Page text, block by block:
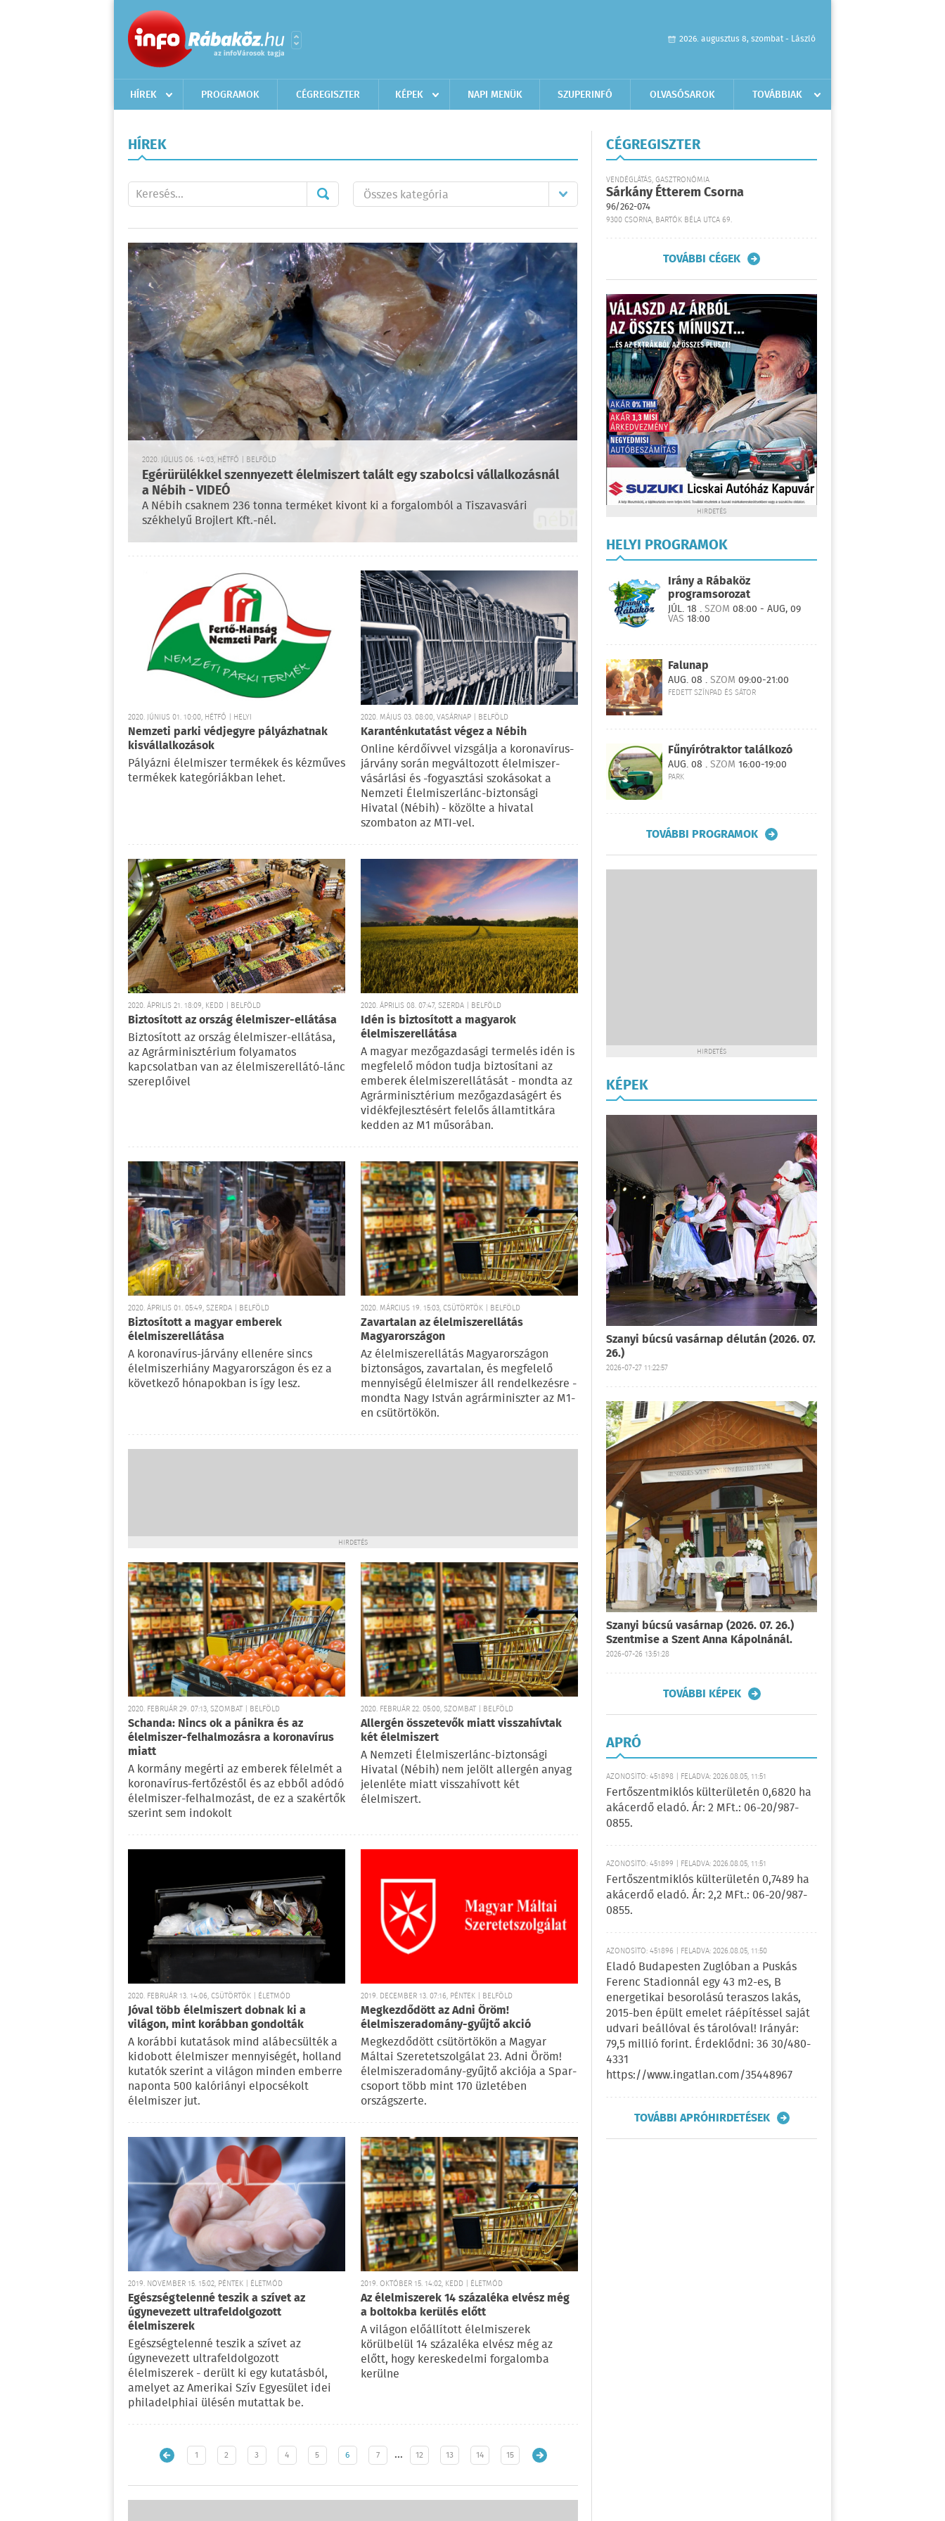
2026. augusztus 8, szombat - László
HÍREK PROGRAMOK CÉGREGISZTER KÉPEK NAPI MENÜK SZUPERINFÓ OLVASÓSAROK TOVÁBBIAK
HÍREK
2020. JÚLIUS 06. 14:03, HÉTFŐ | BELFÖLD
Egérürülékkel szennyezett élelmiszert talált egy szabolcsi vállalkozásnál
a Nébih - VIDEÓ
A Nébih csaknem 236 tonna terméket kivont ki a forgalomból a Tiszavasvári
székhelyű Brojlert Kft.-nél.
2020. JÚNIUS 01. 10:00, HÉTFŐ | HELYI
Nemzeti parki védjegyre pályázhatnak
kisvállalkozások
Pályázni élelmiszer termékek és kézműves
termékek kategóriákban lehet.
2020. MÁJUS 03. 08:00, VASÁRNAP | BELFÖLD
Karanténkutatást végez a Nébih
Online kérdőívvel vizsgálja a koronavírus-
járvány során megváltozott élelmiszer-
vásárlási és -fogyasztási szokásokat a
Nemzeti Élelmiszerlánc-biztonsági
Hivatal (Nébih) - közölte a hivatal
szombaton az MTI-vel.
2020. ÁPRILIS 21. 18:09, KEDD | BELFÖLD
Biztosított az ország élelmiszer-ellátása
Biztosított az ország élelmiszer-ellátása,
az Agrárminisztérium folyamatos
kapcsolatban van az élelmiszerellátó-lánc
szereplőivel
2020. ÁPRILIS 08. 07:47, SZERDA | BELFÖLD
Idén is biztosított a magyarok
élelmiszerellátása
A magyar mezőgazdasági termelés idén is
megfelelő módon tudja biztosítani az
emberek élelmiszerellátását - mondta az
Agrárminisztérium mezőgazdaságért és
vidékfejlesztésért felelős államtitkára
kedden az M1 műsorában.
2020. ÁPRILIS 01. 05:49, SZERDA | BELFÖLD
Biztosított a magyar emberek
élelmiszerellátása
A koronavírus-járvány ellenére sincs
élelmiszerhiány Magyarországon és ez a
következő hónapokban is így lesz.
2020. MÁRCIUS 19. 15:03, CSÜTÖRTÖK | BELFÖLD
Zavartalan az élelmiszerellátás
Magyarországon
Az élelmiszerellátás Magyarországon
biztonságos, zavartalan, és megfelelő
mennyiségű élelmiszer áll rendelkezésre -
mondta Nagy István agrárminiszter az M1-
en csütörtökön.
HIRDETÉS
2020. FEBRUÁR 29. 07:13, SZOMBAT | BELFÖLD
Schanda: Nincs ok a pánikra és az
élelmiszer-felhalmozásra a koronavírus
miatt
A kormány megérti az emberek félelmét a
koronavírus-fertőzéstől és az ebből adódó
élelmiszer-felhalmozást, de ez a szakértők
szerint sem indokolt
2020. FEBRUÁR 22. 05:00, SZOMBAT | BELFÖLD
Allergén összetevők miatt visszahívtak
két élelmiszert
A Nemzeti Élelmiszerlánc-biztonsági
Hivatal (Nébih) nem jelölt allergén anyag
jelenléte miatt visszahívott két
élelmiszert.
2020. FEBRUÁR 13. 14:06, CSÜTÖRTÖK | ÉLETMÓD
Jóval több élelmiszert dobnak ki a
világon, mint korábban gondolták
A korábbi kutatások mind alábecsülték a
kidobott élelmiszer mennyiségét, holland
kutatók szerint a világon minden emberre
naponta 500 kalóriányi elpocsékolt
élelmiszer jut.
2019. DECEMBER 13. 07:16, PÉNTEK | BELFÖLD
Megkezdődött az Adni Öröm!
élelmiszeradomány-gyűjtő akció
Megkezdődött csütörtökön a Magyar
Máltai Szeretetszolgálat 23. Adni Öröm!
élelmiszeradomány-gyűjtő akciója a Spar-
csoport több mint 170 üzletében
országszerte.
2019. NOVEMBER 15. 15:02, PÉNTEK | ÉLETMÓD
Egészségtelenné teszik a szívet az
úgynevezett ultrafeldolgozott
élelmiszerek
Egészségtelenné teszik a szívet az
úgynevezett ultrafeldolgozott
élelmiszerek - derült ki egy kutatásból,
amelyet az Amerikai Szív Egyesület idei
philadelphiai ülésén mutattak be.
2019. OKTÓBER 15. 14:02, KEDD | ÉLETMÓD
Az élelmiszerek 14 százaléka elvész még
a boltokba kerülés előtt
A világon előállított élelmiszerek
körülbelül 14 százaléka elvész még az
előtt, hogy kereskedelmi forgalomba
kerülne
1 2 3 4 5 6 7 … 12 13 14 15
CÉGREGISZTER
VENDÉGLÁTÁS, GASZTRONÓMIA
Sárkány Étterem Csorna
96/262-074
9300 CSORNA, BARTÓK BÉLA UTCA 69.
TOVÁBBI CÉGEK
HIRDETÉS
HELYI PROGRAMOK
Irány a Rábaköz
programsorozat
JÚL. 18 .SZOM 08:00 - AUG, 09
VAS 18:00
Falunap
AUG. 08 .SZOM 09:00-21:00
FEDETT SZÍNPAD ÉS SÁTOR
Fűnyírótraktor találkozó
AUG. 08 .SZOM 16:00-19:00
PARK
TOVÁBBI PROGRAMOK
HIRDETÉS
KÉPEK
Szanyi búcsú vasárnap délután (2026. 07.
26.)
2026-07-27 11:22:57
Szanyi búcsú vasárnap (2026. 07. 26.)
Szentmise a Szent Anna Kápolnánál.
2026-07-26 13:51:28
TOVÁBBI KÉPEK
APRÓ
AZONOSÍTÓ: 451898 | FELADVA: 2026.08.05, 11:51
Fertőszentmiklós külterületén 0,6820 ha
akácerdő eladó. Ár: 2 MFt.: 06-20/987-
0855.
AZONOSÍTÓ: 451899 | FELADVA: 2026.08.05, 11:51
Fertőszentmiklós külterületén 0,7489 ha
akácerdő eladó. Ár: 2,2 MFt.: 06-20/987-
0855.
AZONOSÍTÓ: 451896 | FELADVA: 2026.08.05, 11:50
Eladó Budapesten Zuglóban a Puskás
Ferenc Stadionnál egy 43 m2-es, B
energetikai besorolású teraszos lakás,
2015-ben épült emelet ráépítéssel saját
udvari beállóval és tárolóval! Irányár:
79,5 millió forint. Érdeklődni: 36 30/480-
4331
https://www.ingatlan.com/35448967
TOVÁBBI APRÓHIRDETÉSEK